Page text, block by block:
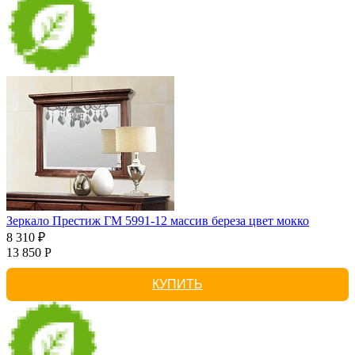
Зеркало Престиж ГМ 5991-12 массив береза цвет мокко
8 310 ₽
13 850 Р
КУПИТЬ